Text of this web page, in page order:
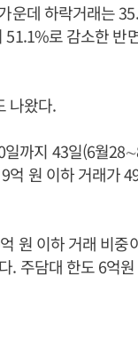
운데 하락거래는
로 감소한 반
나왔다.
일까지 43일(6월
억 원 이하 거래가
원 이하 거래 비중
. 주담대 한도 6억